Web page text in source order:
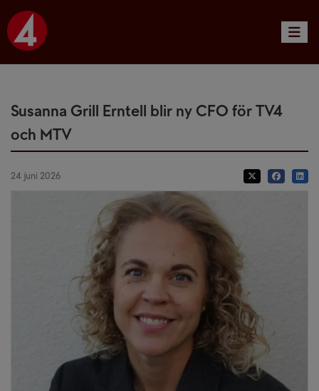
Toggle
Susanna Grill Erntell blir ny CFO för TV4
och MTV
24 juni 2026